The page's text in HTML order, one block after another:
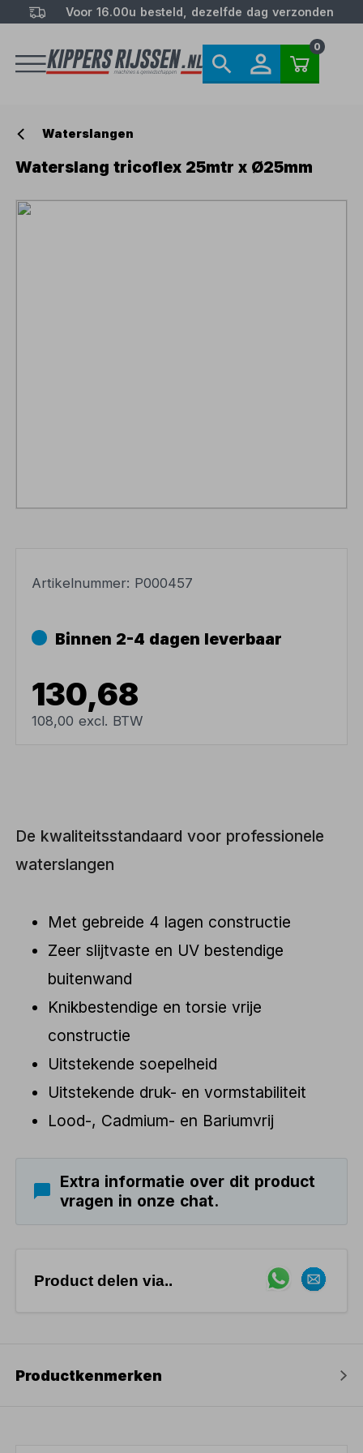
Voor 16.00u besteld, dezelfde dag verzonden
0
Waterslangen
Waterslang tricoflex 25mtr x Ø25mm
Artikelnummer: P000457
Binnen 2-4 dagen leverbaar
130,68
108,00 excl. BTW
De kwaliteitsstandaard voor professionele
waterslangen
Met gebreide 4 lagen constructie
Zeer slijtvaste en UV bestendige
buitenwand
Knikbestendige en torsie vrije
constructie
Uitstekende soepelheid
Uitstekende druk- en vormstabiliteit
Lood-, Cadmium- en Bariumvrij
Extra informatie over dit product
vragen in onze chat.
Product delen via..
Productkenmerken